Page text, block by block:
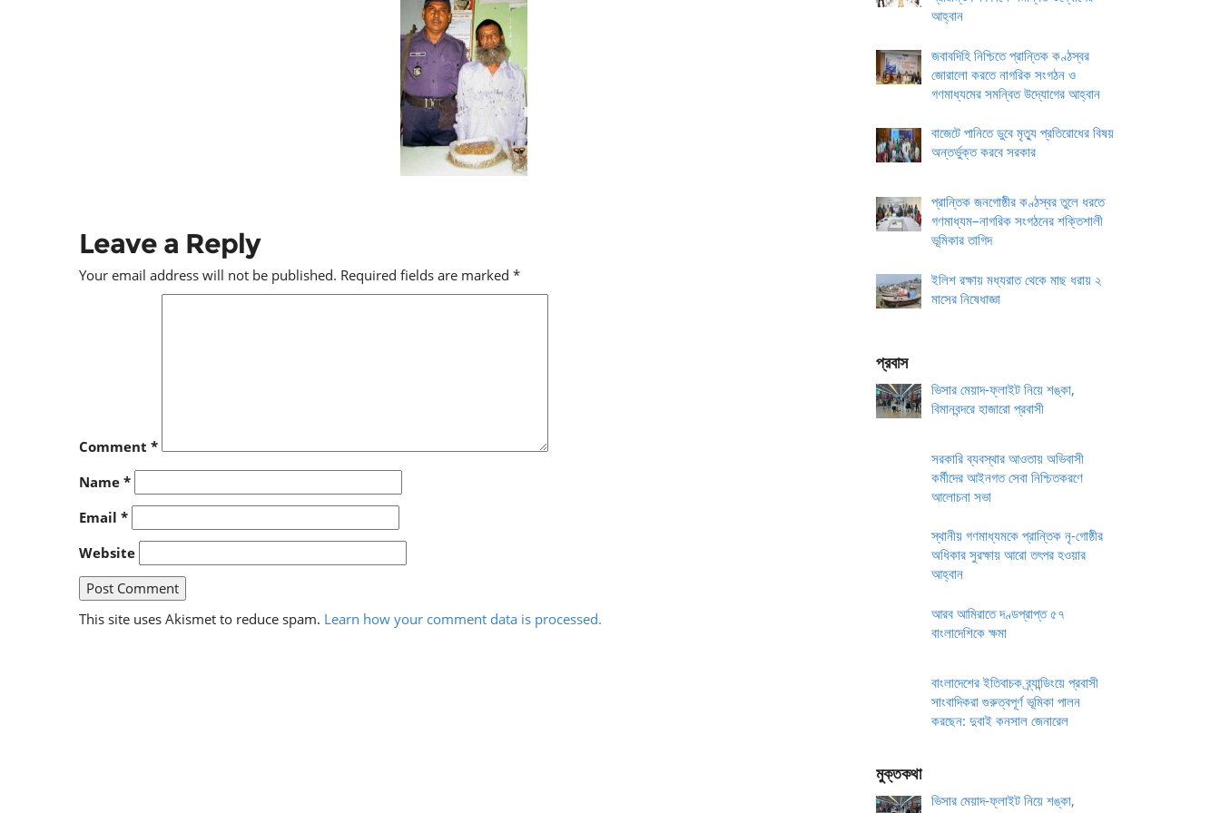
Leave a Reply
Your email address will not be published. Required fields are marked *
Comment *
Name *
Email *
Website
This site uses Akismet to reduce spam. Learn how your comment data is processed.
আহ্বান
জবাবদিহি নিশ্চিতে প্রান্তিক কণ্ঠস্বর
জোরালো করতে নাগরিক সংগঠন ও
গণমাধ্যমের সমন্বিত উদ্যোগের আহ্বান
বাজেটে পানিতে ডুবে মৃত্যু প্রতিরোধের বিষয়
অন্তর্ভুক্ত করবে সরকার
প্রান্তিক জনগোষ্ঠীর কণ্ঠস্বর তুলে ধরতে
গণমাধ্যম–নাগরিক সংগঠনের শক্তিশালী
ভূমিকার তাগিদ
ইলিশ রক্ষায় মধ্যরাত থেকে মাছ ধরায় ২
মাসের নিষেধাজ্ঞা
প্রবাস
ভিসার মেয়াদ-ফ্লাইট নিয়ে শঙ্কা,
বিমানবন্দরে হাজারো প্রবাসী
সরকারি ব্যবস্থার আওতায় অভিবাসী
কর্মীদের আইনগত সেবা নিশ্চিতকরণে
আলোচনা সভা
স্থানীয় গণমাধ্যমকে প্রান্তিক নৃ-গোষ্ঠীর
অধিকার সুরক্ষায় আরো তৎপর হওয়ার
আহ্বান
আরব আমিরাতে দণ্ডপ্রাপ্ত ৫৭
বাংলাদেশিকে ক্ষমা
বাংলাদেশের ইতিবাচক ব্র্যান্ডিংয়ে প্রবাসী
সাংবাদিকরা গুরুত্বপূর্ণ ভূমিকা পালন
করছেন: দুবাই কনসাল জেনারেল
মুক্তকথা
ভিসার মেয়াদ-ফ্লাইট নিয়ে শঙ্কা,